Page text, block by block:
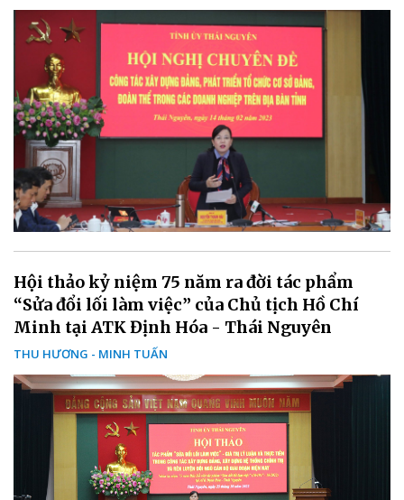
Hội thảo kỷ niệm 75 năm ra đời tác phẩm
“Sửa đổi lối làm việc” của Chủ tịch Hồ Chí
Minh tại ATK Định Hóa - Thái Nguyên
THU HƯƠNG - MINH TUẤN